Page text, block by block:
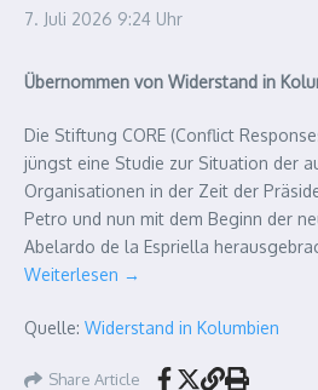
7. Juli 2026 9:24 Uhr
Übernommen von Widerstand in
Die Stiftung CORE (Conflict
jüngst eine Studie zur Situation der
Organisationen in der Zeit der
Petro und nun mit dem Beginn der
Abelardo de la Espriella
Weiterlesen →
Quelle: Widerstand in Kolumbien
Share Article